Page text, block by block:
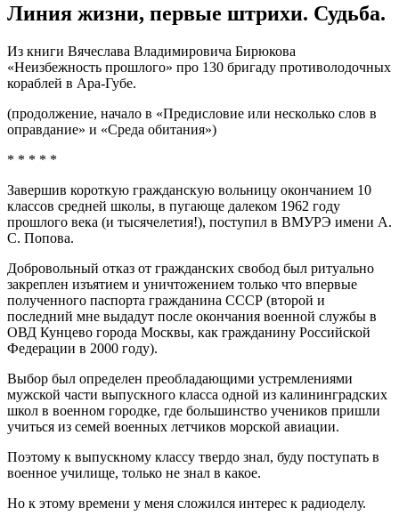
Линия жизни, первые штрихи. Судьба.
Из книги Вячеслава Владимировича Бирюкова
«Неизбежность прошлого» про 130 бригаду противолодочных
кораблей в Ара-Губе.
(продолжение, начало в «Предисловие или несколько слов в
оправдание» и «Среда обитания»)
* * * * *
Завершив короткую гражданскую вольницу окончанием 10
классов средней школы, в пугающе далеком 1962 году
прошлого века (и тысячелетия!), поступил в ВМУРЭ имени А.
С. Попова.
Добровольный отказ от гражданских свобод был ритуально
закреплен изъятием и уничтожением только что впервые
полученного паспорта гражданина СССР (второй и
последний мне выдадут после окончания военной службы в
ОВД Кунцево города Москвы, как гражданину Российской
Федерации в 2000 году).
Выбор был определен преобладающими устремлениями
мужской части выпускного класса одной из калининградских
школ в военном городке, где большинство учеников пришли
учиться из семей военных летчиков морской авиации.
Поэтому к выпускному классу твердо знал, буду поступать в
военное училище, только не знал в какое.
Но к этому времени у меня сложился интерес к радиоделу.